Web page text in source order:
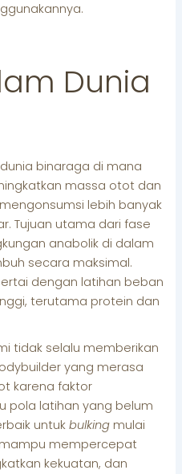
Dunia
binaraga di mana
massa otot dan
lebih banyak
Tujuan utama dari fase
anabolik di dalam
secara maksimal.
dengan latihan beban
terutama protein dan
tidak selalu memberikan
yang merasa
karena faktor
pola latihan yang belum
untuk bulking mulai
mempercepat
kekuatan, dan